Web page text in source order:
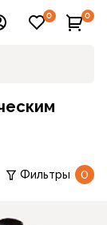
0 0
Фильтры 0